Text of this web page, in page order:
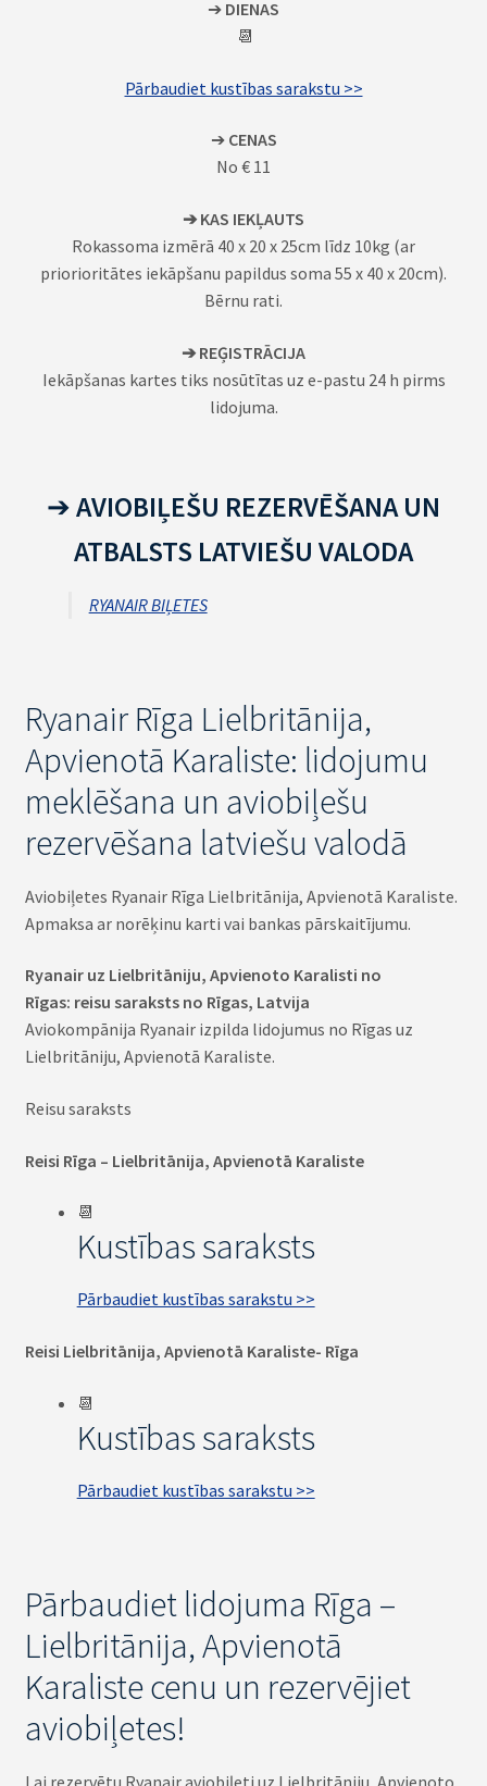
➔ DIENAS
📆
Pārbaudiet kustības sarakstu >>
➔ CENAS
No € 11
➔ KAS IEKĻAUTS
Rokassoma izmērā 40 x 20 x 25cm līdz 10kg (ar
priorioritātes iekāpšanu papildus soma 55 x 40 x 20cm).
Bērnu rati.
➔ REĢISTRĀCIJA
Iekāpšanas kartes tiks nosūtītas uz e-pastu 24 h pirms
lidojuma.
➔AVIOBIĻEŠU REZERVĒŠANAUN
ATBALSTS LATVIEŠU VALODA
RYANAIR BIĻETES
Ryanair Rīga Lielbritānija,
Apvienotā Karaliste: lidojumu
meklēšana un aviobiļešu
rezervēšana latviešu valodā
Aviobiļetes Ryanair Rīga Lielbritānija, Apvienotā Karaliste.
Apmaksa ar norēķinu karti vai bankas pārskaitījumu.
Ryanair uz Lielbritāniju, Apvienoto Karalisti no
Rīgas: reisu saraksts no Rīgas, Latvija
Aviokompānija Ryanair izpilda lidojumus no Rīgas uz
Lielbritāniju, Apvienotā Karaliste.
Reisu saraksts
Reisi Rīga – Lielbritānija, Apvienotā Karaliste
📆
Kustības saraksts
Pārbaudiet kustības sarakstu >>
Reisi Lielbritānija, Apvienotā Karaliste- Rīga
📆
Kustības saraksts
Pārbaudiet kustības sarakstu >>
Pārbaudiet lidojuma Rīga –
Lielbritānija, Apvienotā
Karaliste cenu un rezervējiet
aviobiļetes!
Lai rezervētu Ryanair aviobiļeti uz Lielbritāniju, Apvienoto